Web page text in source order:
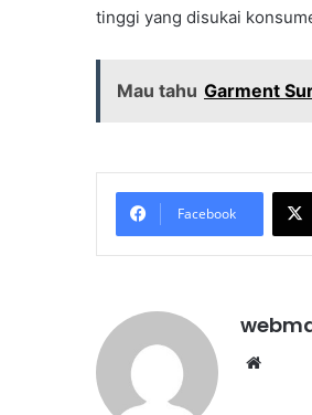
tinggi yang disukai
Mau tahu Garment
Facebook